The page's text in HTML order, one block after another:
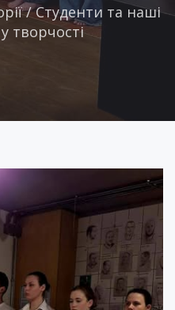
/Студенти та наші
творчості